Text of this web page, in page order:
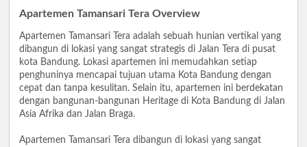
Apartemen Tamansari Tera Overview
Apartemen Tamansari Tera adalah sebuah hunian vertikal yang
dibangun di lokasi yang sangat strategis di Jalan Tera di pusat
kota Bandung. Lokasi apartemen ini memudahkan setiap
penghuninya mencapai tujuan utama Kota Bandung dengan
cepat dan tanpa kesulitan. Selain itu, apartemen ini berdekatan
dengan bangunan-bangunan Heritage di Kota Bandung di Jalan
Asia Afrika dan Jalan Braga.
Apartemen Tamansari Tera dibangun di lokasi yang sangat